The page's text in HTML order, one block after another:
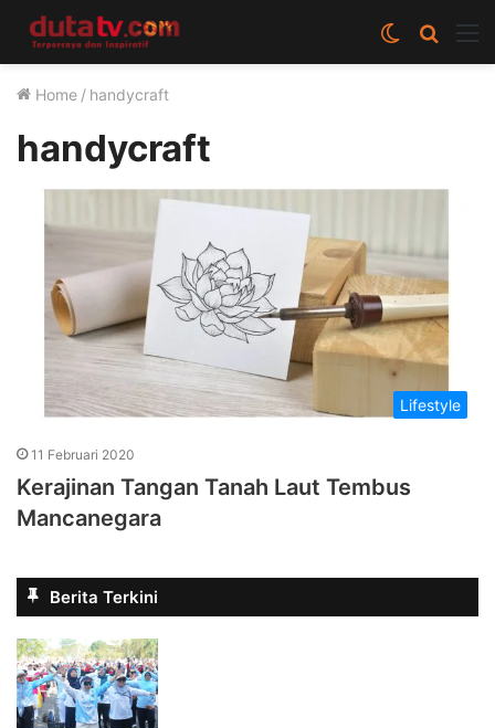
Cari
berita
Switch
skin
Home / handycraft
handycraft
Lifestyle
11 Februari 2020
Kerajinan Tangan Tanah Laut Tembus
Mancanegara
Berita Terkini